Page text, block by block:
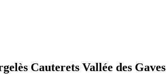
Cauterets Vallée des Gaves